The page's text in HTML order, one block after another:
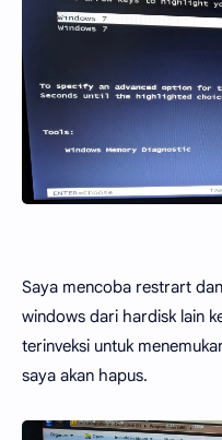
Saya mencoba restrart
windows dari hardisk lain
terinveksi untuk
saya akan hapus.